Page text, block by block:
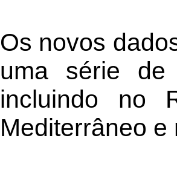
Os novos
uma série
incluindo no
Mediterrâneo